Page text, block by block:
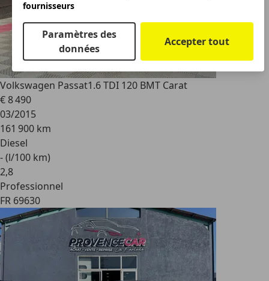
Volkswagen Passat1.6 TDI 120 BMT Carat
€ 8 490
03/2015
161 900 km
Diesel
- (l/100 km)
2,8
Professionnel
FR 69630
fournisseurs
Paramètres des
données
Accepter tout